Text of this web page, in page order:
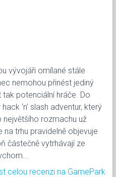
vývojáři omílané stále
nemohou přinést jediný
potenciální hráče. Do
‘n’ slash adventur, který
rozmachu už
trhu pravidelně objevuje
částečně vytrhávají ze
celou recenzi na GamePark